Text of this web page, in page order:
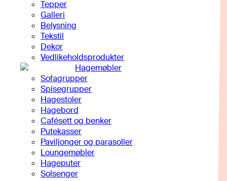
Tepper
Galleri
Belysning
Tekstil
Dekor
Vedlikeholdsprodukter
Hagemøbler
Sofagrupper
Spisegrupper
Hagestoler
Hagebord
Cafésett og benker
Putekasser
Paviljonger og parasoller
Loungemøbler
Hageputer
Solsenger